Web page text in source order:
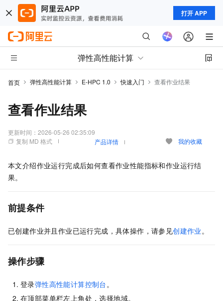
打开 APP
弹性高性能计算
首页 弹性高性能计算 E-HPC 1.0 快速入门 查看作业结果
查看作业结果
更新时间： 2026-05-26 02:35:09
复制 MD 格式
产品详情 我的收藏
本文介绍作业运行完成后如何查看作业性能指标和作业运行结
果。
前提条件
已创建作业并且作业已运行完成，具体操作，请参见创建作业。
操作步骤
登录弹性高性能计算控制台。
在顶部菜单栏左上角处，选择地域。